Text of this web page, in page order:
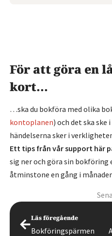
För att göra en
kort...
…ska du bokföra med olika
kontoplanen) och det ska ske
händelserna sker i
Ett tips från vår support här
sig ner och göra sin bokföring
åtminstone en gång i
Läs föregående
Bokföringspärmen